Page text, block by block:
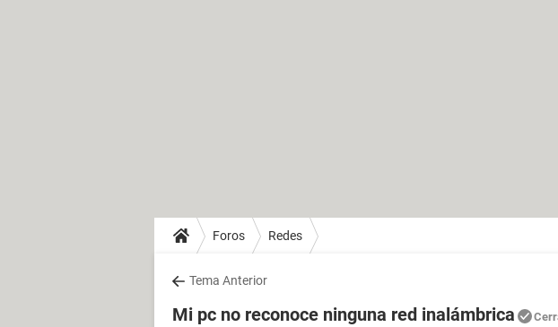
Foros Redes
Tema Anterior
Mi pc no reconoce ninguna red inalámbrica